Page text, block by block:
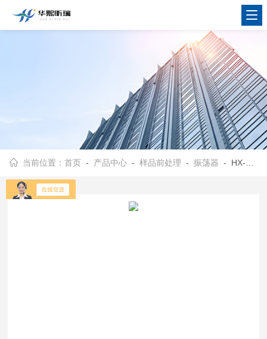
当前位置：首页 - 产品中心 -样品前处理 -振荡器 - HX-ZD-200A-04/06/08/10型实验水平振荡器 水平往复摇床